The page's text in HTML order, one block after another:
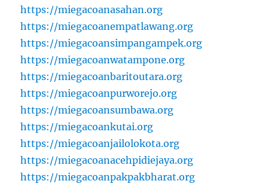
https://miegacoanasahan.org
https://miegacoanempatlawang.org
https://miegacoansimpangampek.org
https://miegacoanwatampone.org
https://miegacoanbaritoutara.org
https://miegacoanpurworejo.org
https://miegacoansumbawa.org
https://miegacoankutai.org
https://miegacoanjailolokota.org
https://miegacoanacehpidiejaya.org
https://miegacoanpakpakbharat.org